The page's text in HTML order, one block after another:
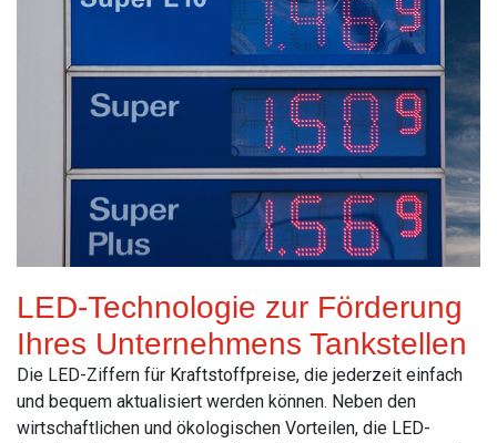
LED-Technologie zur Förderung
Ihres Unternehmens Tankstellen
Die LED-Ziffern für Kraftstoffpreise, die jederzeit einfach
und bequem aktualisiert werden können. Neben den
wirtschaftlichen und ökologischen Vorteilen, die LED-